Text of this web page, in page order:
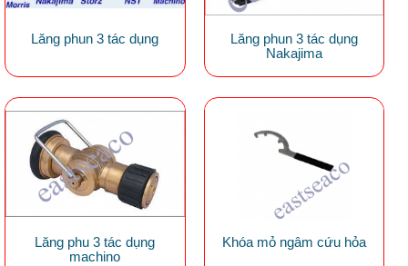
Lăng phun 3 tác dụng
Lăng phun 3 tác dụng
Nakajima
Lăng phu 3 tác dụng
machino
Khóa mỏ ngâm cứu hỏa